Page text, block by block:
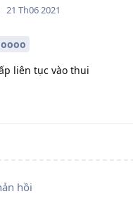
21 Th06 2021
liên tục vào thui
hồi